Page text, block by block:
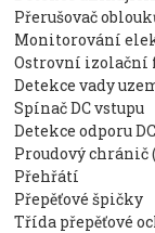
Přerušovač
Monitorování
Ostrovní izolační
Detekce vady
Spínač DC vstupu
Detekce odporu
Proudový chránič
Přehřátí
Přepěťové špičky
Třída přepěťové